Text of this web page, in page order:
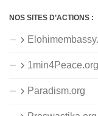
NOS SITES D’ACTIONS :
Paradism.org